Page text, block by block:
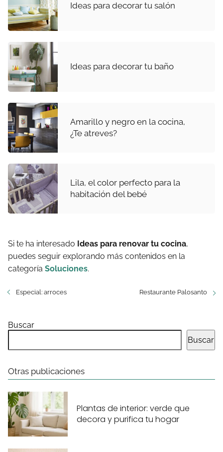
Ideas para decorar tu salón
Ideas para decorar tu baño
Amarillo y negro en la cocina,
¿Te atreves?
Lila, el color perfecto para la
habitación del bebé
Si te ha interesado Ideas para renovar tu cocina,
puedes seguir explorando más contenidos en la
categoría Soluciones.
Especial: arroces Restaurante Palosanto
Buscar
Buscar
Otras publicaciones
Plantas de interior: verde que
decora y purifica tu hogar